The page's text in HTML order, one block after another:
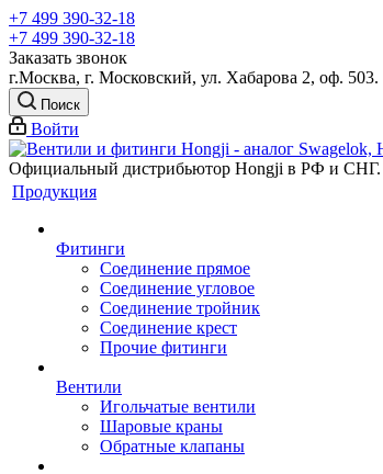
+7 499 390-32-18
+7 499 390-32-18
Заказать звонок
г.Москва, г. Московский, ул. Хабарова 2, оф. 503.
Поиск
Войти
Официальный дистрибьютор Hongji в РФ и СНГ.
Продукция
Фитинги
Соединение прямое
Соединение угловое
Соединение тройник
Соединение крест
Прочие фитинги
Вентили
Игольчатые вентили
Шаровые краны
Обратные клапаны